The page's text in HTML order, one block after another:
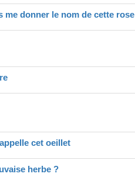
me donner le nom de cette rose
cet oeillet
herbe ?